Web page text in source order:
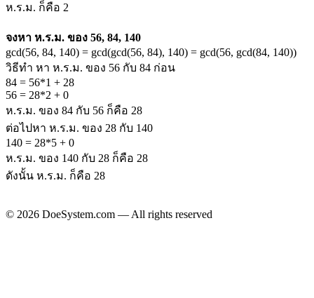
ห.ร.ม. ก็คือ 2
จงหา ห.ร.ม. ของ 56, 84, 140
gcd(56, 84, 140) = gcd(gcd(56, 84), 140) = gcd(56, gcd(84, 140))
วิธีทำ หา ห.ร.ม. ของ 56 กับ 84 ก่อน
84 = 56*1 + 28
56 = 28*2 + 0
ห.ร.ม. ของ 84 กับ 56 ก็คือ 28
ต่อไปหา ห.ร.ม. ของ 28 กับ 140
140 = 28*5 + 0
ห.ร.ม. ของ 140 กับ 28 ก็คือ 28
ดังนั้น ห.ร.ม. ก็คือ 28
© 2026 DoeSystem.com — All rights reserved